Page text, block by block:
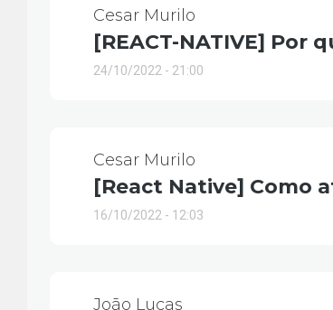
Cesar Murilo
[REACT-NATIVE] Por
24/10/2022 - 21:00
Cesar Murilo
[React Native] Como
16/10/2022 - 12:03
João Lucas